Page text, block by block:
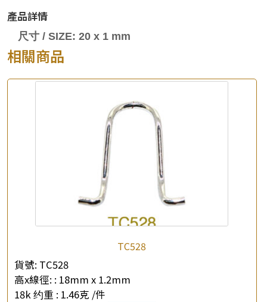
產品查詢 ×
公司名稱
產品詳情
尺寸 / SIZE: 20 x 1 mm
相關商品
TC528
貨號: TC528
高x線徑: : 18mm x 1.2mm
18k 约重 : 1.46克 /件